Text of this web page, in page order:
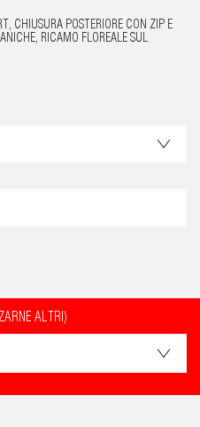
CHIUSURA POSTERIORE CON ZIP E
RICAMO FLOREALE SUL
ALTRI)